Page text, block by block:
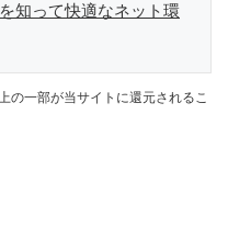
知って快適なネット環
の一部が当サイトに還元されるこ